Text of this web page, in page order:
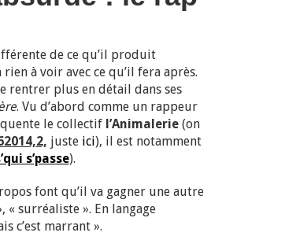
de ce qu’il produit
rien à voir avec ce qu’il fera après.
rentrer plus en détail dans ses
. Vu d’abord comme un rappeur
le collectif l’Animalerie(on
juste ici), il est notamment
s’passe).
font qu’il va gagner une autre
surréaliste ». En langage
c’est marrant ».